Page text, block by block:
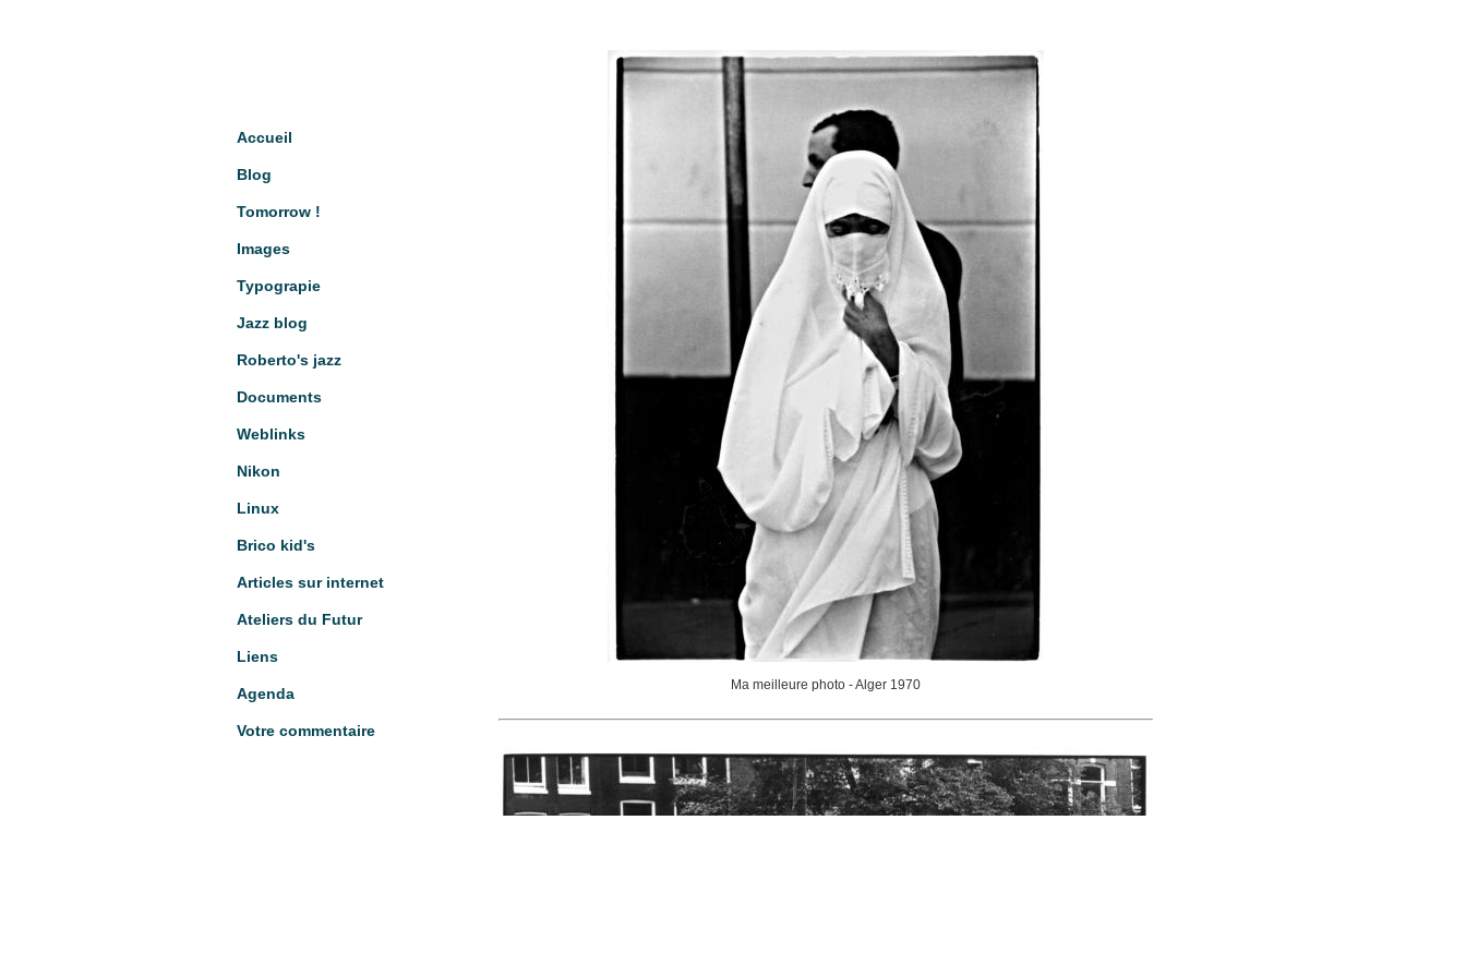
Accueil
Blog
Tomorrow !
Images
Typograpie
Jazz blog
Roberto's jazz
Documents
Weblinks
Nikon
Linux
Brico kid's
Articles sur internet
Ateliers du Futur
Liens
Agenda
Votre commentaire
Ma meilleure photo - Alger 1970